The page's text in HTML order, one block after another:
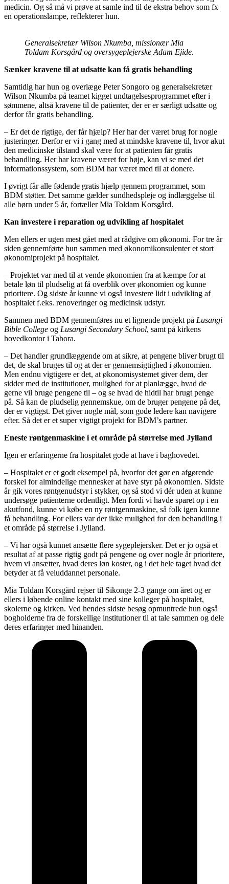
medicin. Og så må vi prøve at samle ind til de ekstra behov som fx
en operationslampe, reflekterer hun.
Generalsekretær Wilson Nkumba, missionær Mia
Toldam Korsgård og oversygeplejerske Adam Ejide.
Sænker kravene til at udsatte kan få gratis behandling
Samtidig har hun og overlæge Peter Songoro og generalsekretær
Wilson Nkumba på teamet kigget undtagelsesprogrammet efter i
sømmene, altså kravene til de patienter, der er er særligt udsatte og
derfor får gratis behandling.
– Er det de rigtige, der får hjælp? Her har der været brug for nogle
justeringer. Derfor er vi i gang med at mindske kravene til, hvor akut
den medicinske tilstand skal være for at patienten får gratis
behandling. Her har kravene været for høje, kan vi se med det
informationssystem, som BDM har været med til at donere.
I øvrigt får alle fødende gratis hjælp gennem programmet, som
BDM støtter. Det samme gælder sundhedspleje og indlæggelse til
alle børn under 5 år, fortæller Mia Toldam Korsgård.
Kan investere i reparation og udvikling af hospitalet
Men ellers er ugen mest gået med at rådgive om økonomi. For tre år
siden gennemførte hun sammen med økonomikonsulenter et stort
økonomiprojekt på hospitalet.
– Projektet var med til at vende økonomien fra at kæmpe for at
betale løn til pludselig at få overblik over økonomien og kunne
prioritere. Og sidste år kunne vi også investere lidt i udvikling af
hospitalet f.eks. renoveringer og medicinsk udstyr.
Sammen med BDM gennemføres nu et lignende projekt på Lusangi
Bible College og Lusangi Secondary School, samt på kirkens
hovedkontor i Tabora.
– Det handler grundlæggende om at sikre, at pengene bliver brugt til
det, de skal bruges til og at der er gennemsigtighed i økonomien.
Men endnu vigtigere er det, at økonomisystemet giver dem, der
sidder med de institutioner, mulighed for at planlægge, hvad de
gerne vil bruge pengene til – og se hvad de hidtil har brugt penge
på. Så kan de pludselig gennemskue, om de bruger pengene på det,
der er vigtigst. Det giver nogle mål, som gode ledere kan navigere
efter. Så det er et super vigtigt projekt for BDM’s partner.
Eneste røntgenmaskine i et område på størrelse med Jylland
Igen er erfaringerne fra hospitalet gode at have i baghovedet.
– Hospitalet er et godt eksempel på, hvorfor det gør en afgørende
forskel for almindelige mennesker at have styr på økonomien. Sidste
år gik vores røntgenudstyr i stykker, og så stod vi dér uden at kunne
undersøge patienterne ordentligt. Men fordi vi havde sparet op i en
akutfond, kunne vi købe en ny røntgenmaskine, så folk igen kunne
få behandling. For ellers var der ikke mulighed for den behandling i
et område på størrelse i Jylland.
– Vi har også kunnet ansætte flere sygeplejersker. Det er jo også et
resultat af at passe rigtig godt på pengene og over nogle år prioritere,
hvem vi ansætter, hvad deres løn koster, og i det hele taget hvad det
betyder at få veluddannet personale.
Mia Toldam Korsgård rejser til Sikonge 2-3 gange om året og er
ellers i løbende online kontakt med sine kolleger på hospitalet,
skolerne og kirken. Ved hendes sidste besøg opmuntrede hun også
bogholderne fra de forskellige institutioner til at tale sammen og dele
deres erfaringer med hinanden.